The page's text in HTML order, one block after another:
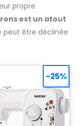
propre
est un atout
peut être déclinée
-25%